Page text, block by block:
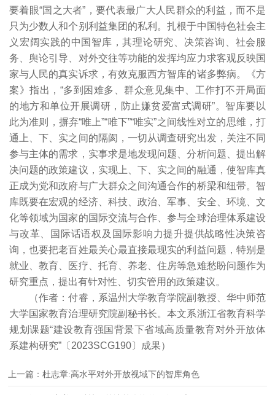
要着眼“国之大者”，要代表最广大人民群众的利益，而不是
只为少数人和个别利益集团的私利。扎根于中国特色社会主
义宏阔实践的中国智库，其理论研究、决策咨询、社会服
务、舆论引导、对外交往等功能的发挥均应力求客观反映国
家与人民的真实诉求，有效克服西方智库的诸多弊病。《方
案》指出，“多到困难多、群众意见集中、工作打不开局面
的地方和单位开展调研，防止嫌贫爱富式调研”。智库要以
此为准则，摒弃“唯上”“唯下”“唯实”之间线性对立的思维，打
通上、下、实之间的隔阂，一切从调查研究出发，关注不同
参与主体的需求，实事求是地发现问题、分析问题、提出解
决问题的政策建议，实现上、下、实之间的融通，使智库真
正成为党和政府与广大群众之间沟通合作的桥梁和纽带。智
库既要在宏观的经济、科技、政治、军事、安全、环境、文
化等领域为国家的国际交流与合作、参与全球治理体系建设
与改革、国际话语权及国际影响力提升提供战略性决策咨
询，也要把老百姓最关心最直接最现实的利益问题，特别是
就业、教育、医疗、托育、养老、住房等急难愁盼问题作为
研究重点，提出有针对性、切实管用的政策建议。
（作者：付睿，系温州大学教育学院副教授、华中师范
大学国家教育治理研究院副秘书长。本文系浙江省教育科学
规划课题“建设教育强国背景下省域高质量教育对外开放体
系建构研究”〔2023SCG190〕成果）
上一篇：杜志章:高水平对外开放视域下的智库角色